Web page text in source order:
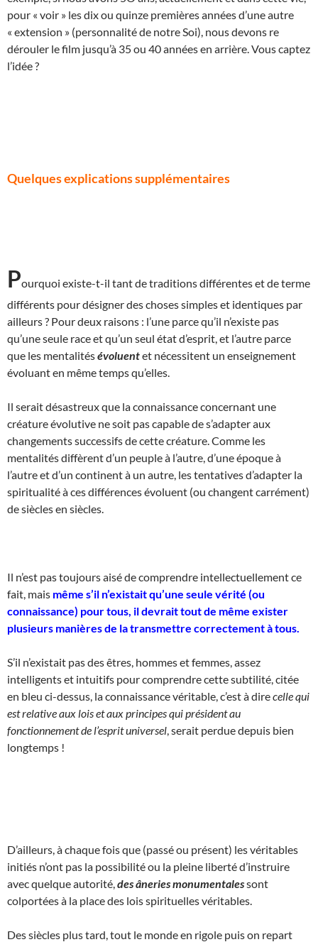
pour « voir » les dix ou quinze premières années d’une autre
« extension » (personnalité de notre Soi), nous devons re
dérouler le film jusqu’à 35 ou 40 années en arrière. Vous captez
l’idée ?
Quelques explications supplémentaires
Pourquoi existe-t-il tant de traditions différentes et de terme
différents pour désigner des choses simples et identiques par
ailleurs ? Pour deux raisons : l’une parce qu’il n’existe pas
qu’une seule race et qu’un seul état d’esprit, et l’autre parce
que les mentalitésévoluentet nécessitent un enseignement
évoluant en même temps qu’elles.
Il serait désastreux que la connaissance concernant une
créature évolutive ne soit pas capable de s’adapter aux
changements successifs de cette créature. Comme les
mentalités diffèrent d’un peuple à l’autre, d’une époque à
l’autre et d’un continent à un autre, les tentatives d’adapter la
spiritualité à ces différences évoluent (ou changent carrément)
de siècles en siècles.
Il n’est pas toujours aisé de comprendre intellectuellement ce
fait, mais même s’il n’existait qu’une seule vérité (ou
connaissance) pour tous, il devrait tout de même exister
plusieurs manières de la transmettre correctement à tous.
S’il n’existait pas des êtres, hommes et femmes, assez
intelligents et intuitifs pour comprendre cette subtilité, citée
en bleu ci-dessus, la connaissance véritable, c’est à direcelle qui
est relative aux lois et aux principes qui président au
fonctionnement de l’esprit universel , serait perdue depuis bien
longtemps !
D’ailleurs, à chaque fois que (passé ou présent) les véritables
initiés n’ont pas la possibilité ou la pleine liberté d’instruire
avec quelque autorité, des âneries monumentalessont
colportées à la place des lois spirituelles véritables.
Des siècles plus tard, tout le monde en rigole puis on repart